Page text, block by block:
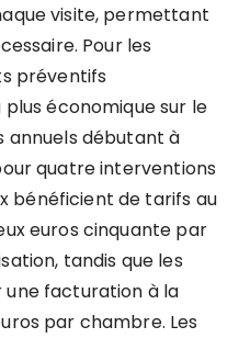
visite, permettant
Pour les
préventifs
économique sur le
annuels débutant à
quatre interventions
bénéficient de tarifs au
euros cinquante par
tandis que les
facturation à la
par chambre. Les